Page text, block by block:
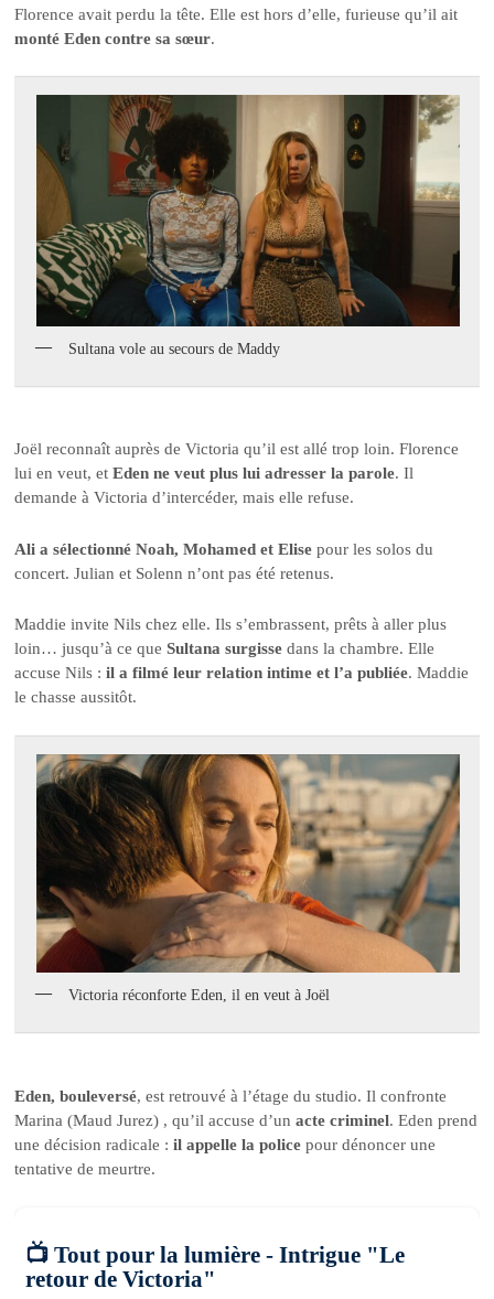
Florence avait perdu la tête. Elle est hors d’elle, furieuse qu’il ait
monté Eden contre sa sœur.
Sultana vole au secours de Maddy
Joël reconnaît auprès de Victoria qu’il est allé trop loin. Florence
lui en veut, etEden ne veut plus lui adresser la parole. Il
demande à Victoria d’intercéder, mais elle refuse.
Ali a sélectionné Noah, Mohamed et Elise pour les solos du
concert. Julian et Solenn n’ont pas été retenus.
Maddie invite Nils chez elle. Ils s’embrassent, prêts à aller plus
loin… jusqu’à ce queSultana surgisse dans la chambre. Elle
accuse Nils :il a filmé leur relation intime et l’a publiée. Maddie
le chasse aussitôt.
Victoria réconforte Eden, il en veut à Joël
Eden, bouleversé, est retrouvé à l’étage du studio. Il confronte
Marina (Maud Jurez) , qu’il accuse d’unacte criminel. Eden prend
une décision radicale :il appelle la police pour dénoncer une
tentative de meurtre.
📺 Tout pour la lumière - Intrigue "Le
retour de Victoria"